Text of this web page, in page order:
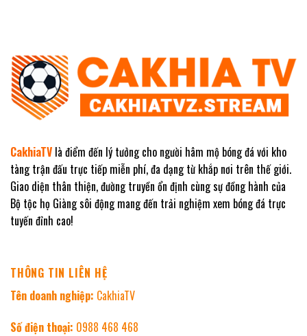
CakhiaTV là điểm đến lý tưởng cho người hâm mộ bóng đá với kho
tàng trận đấu trực tiếp miễn phí, đa dạng từ khắp nơi trên thế giới.
Giao diện thân thiện, đường truyền ổn định cùng sự đồng hành của
Bộ tộc họ Giàng sôi động mang đến trải nghiệm xem bóng đá trực
tuyến đỉnh cao!
THÔNG TIN LIÊN HỆ
Tên doanh nghiệp: CakhiaTV
Số điện thoại: 0988 468 468